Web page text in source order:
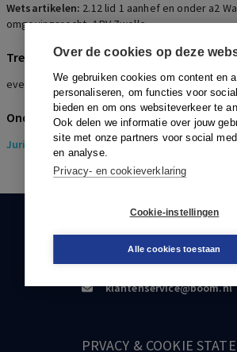
Over de cookies op deze
We gebruiken cookies om content en
personaliseren, om functies voor
bieden en om ons websiteverkeer te
Ook delen we informatie over jouw
site met onze partners voor social
en analyse.
Privacy- en cookieverklaring
Cookie-instellingen
Alle cookies toestaan
Wetsartikelen: 2.12 lid 1 aanhef en onder a2
omgevingsrecht,APV Zwolle
Trefwoorden
evenement, onduldbare hinder, nota
Onderwerpen
Juridisch> Omgevingsrecht
klantenservice@boom.nl
PRVACY & COOKIE